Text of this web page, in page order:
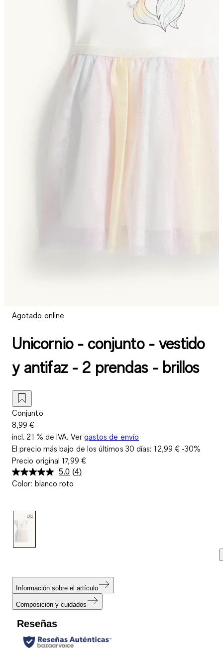
Agotado online
Unicornio - conjunto - vestido
y antifaz - 2 prendas - brillos
Conjunto
8,99 €
incl. 21 % de IVA. Ver gastos de envío
El precio más bajo de los últimos 30 días:12,99 € -30%
Precio original17,99 €
5.0 Lea
4
(4)
Color: blanco roto
Información sobre el artículo
Composición y cuidados
Reseñas